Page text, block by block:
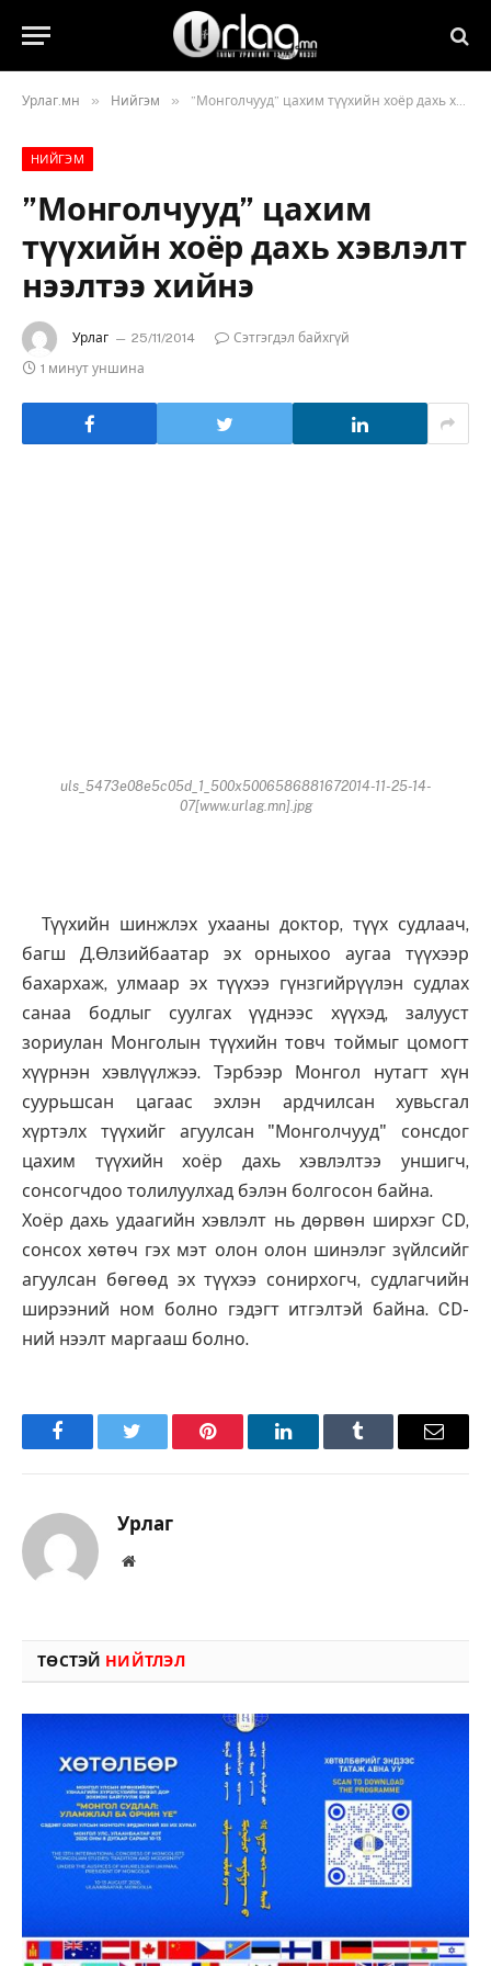
Урлаг.мн » Нийгэм » ”Монголчууд” цахим түүхийн хоёр дахь хэвлэлт нээлтээ хийнэ
НИЙГЭМ
”Монголчууд” цахим
түүхийн хоёр дахь хэвлэлт
нээлтээ хийнэ
Урлаг 25/11/2014
Сэтгэгдэл байхгүй
1 минут уншина
uls_5473e08e5c05d_1_500x5006586881672014-11-25-14-
07[www.urlag.mn].jpg
Түүхийн шинжлэх ухааны доктор, түүх судлаач,
багш Д.Өлзийбаатар эх орныхоо аугаа түүхээр
бахархаж, улмаар эх түүхээ гүнзгийрүүлэн судлах
санаа бодлыг суулгах үүднээс хүүхэд, залууст
зориулан Монголын түүхийн товч тоймыг цомогт
хүүрнэн хэвлүүлжээ. Тэрбээр Монгол нутагт хүн
суурьшсан цагаас эхлэн ардчилсан хувьсгал
хүртэлх түүхийг агуулсан "Монголчууд" сонсдог
цахим түүхийн хоёр дахь хэвлэлтээ уншигч,
сонсогчдоо толилуулхад бэлэн болгосон байна.
Хоёр дахь удаагийн хэвлэлт нь дөрвөн ширхэг CD,
сонсох хөтөч гэх мэт олон олон шинэлэг зүйлсийг
агуулсан бөгөөд эх түүхээ сонирхогч, судлагчийн
ширээний ном болно гэдэгт итгэлтэй байна. CD-
ний нээлт маргааш болно.
FacebookTwitter Pinterest LinkedInTumblr Имэйл
Урлаг
Вэбсайт
ТӨСТЭЙ НИЙТЛЭЛ